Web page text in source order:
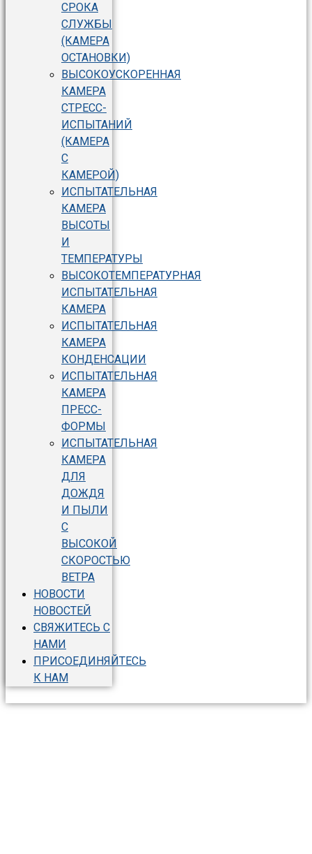
СРОКА
СЛУЖБЫ
(КАМЕРА
ОСТАНОВКИ)
ВЫСОКОУСКОРЕННАЯ
КАМЕРА
СТРЕСС-
ИСПЫТАНИЙ
(КАМЕРА
С
КАМЕРОЙ)
ИСПЫТАТЕЛЬНАЯ
КАМЕРА
ВЫСОТЫ
И
ТЕМПЕРАТУРЫ
ВЫСОКОТЕМПЕРАТУРНАЯ
ИСПЫТАТЕЛЬНАЯ
КАМЕРА
ИСПЫТАТЕЛЬНАЯ
КАМЕРА
КОНДЕНСАЦИИ
ИСПЫТАТЕЛЬНАЯ
КАМЕРА
ПРЕСС-
ФОРМЫ
ИСПЫТАТЕЛЬНАЯ
КАМЕРА
ДЛЯ
ДОЖДЯ
И ПЫЛИ
С
ВЫСОКОЙ
СКОРОСТЬЮ
ВЕТРА
НОВОСТИ
НОВОСТЕЙ
СВЯЖИТЕСЬ С
НАМИ
ПРИСОЕДИНЯЙТЕСЬ
К НАМ